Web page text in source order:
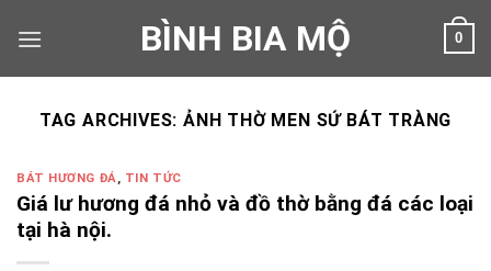
BÌNH BIA MỘ 0
TAG ARCHIVES: ẢNH THỜ MEN SỨ BÁT TRÀNG
BÁT HƯƠNG ĐÁ, TIN TỨC
Giá lư hương đá nhỏ và đồ thờ bằng đá các loại
tại hà nội.